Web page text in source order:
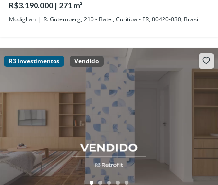
R$3.190.000 | 271 m²
Modigliani | R. Gutemberg, 210 - Batel, Curitiba - PR, 80420-030, Brasil
R3 Investimentos Vendido